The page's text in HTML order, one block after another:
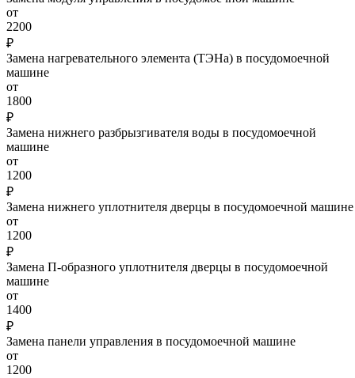
от
2200
₽
Замена нагревательного элемента (ТЭНа) в посудомоечной
машине
от
1800
₽
Замена нижнего разбрызгивателя воды в посудомоечной
машине
от
1200
₽
Замена нижнего уплотнителя дверцы в посудомоечной машине
от
1200
₽
Замена П-образного уплотнителя дверцы в посудомоечной
машине
от
1400
₽
Замена панели управления в посудомоечной машине
от
1200